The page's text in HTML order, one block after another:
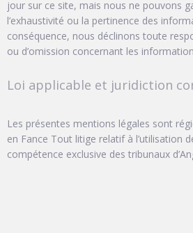
jour sur ce site, mais nous ne pouvons
l’exhaustivité ou la pertinence des
conséquence, nous déclinons toute
ou d’omission concernant les
Loi applicable et juridiction
Les présentes mentions légales sont
en Fance Tout litige relatif à l’utilisation
compétence exclusive des tribunaux